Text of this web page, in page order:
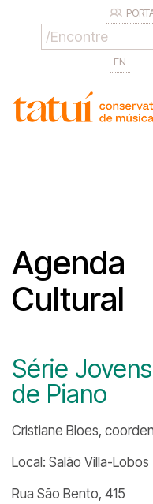
EN
Agenda
Cultural
Série
de Piano
Cristiane Bloes,
Local: Salão Villa-Lobos
Rua São Bento, 415